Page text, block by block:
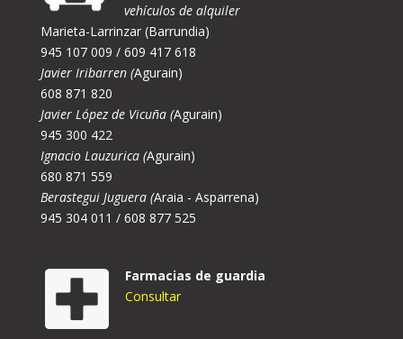
vehículos de alquiler
Marieta-Larrinzar (Barrundia)
945 107 009 / 609 417 618
Javier Iribarren (Agurain)
608 871 820
Javier López de Vicuña (Agurain)
945 300 422
Ignacio Lauzurica (Agurain)
680 871 559
Berastegui Juguera (Araia - Asparrena)
945 304 011 / 608 877 525
Farmacias de guardia
Consultar